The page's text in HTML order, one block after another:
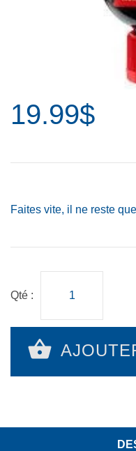
19.99$
Faites vite, il ne reste que
Qté :